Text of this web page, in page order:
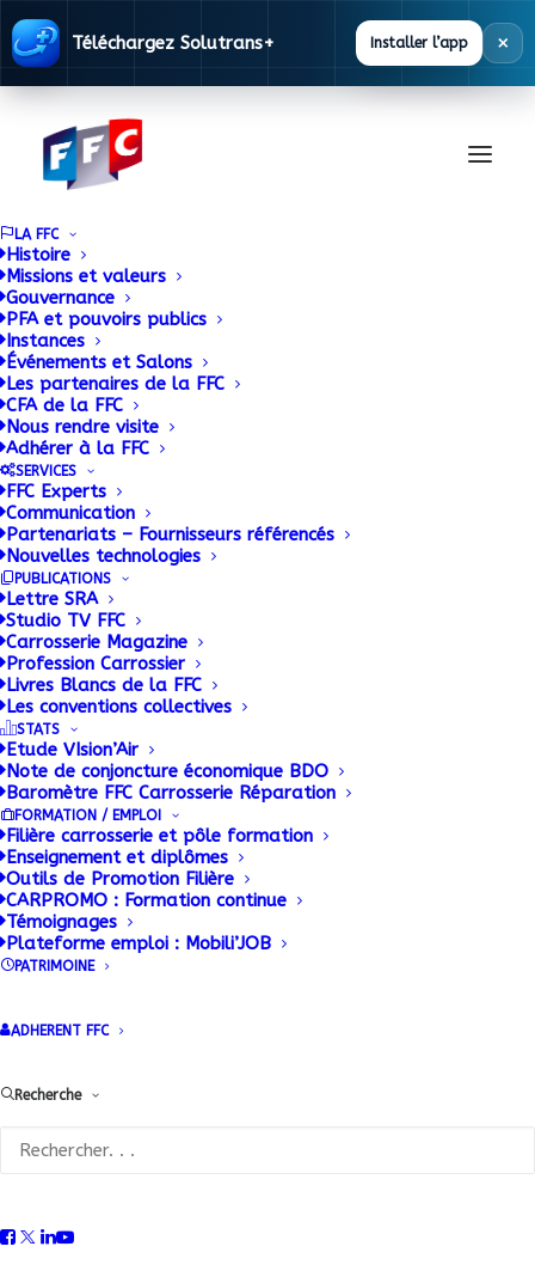
Téléchargez Solutrans+ Installer l’app ×
LA FFC
Histoire
Missions et valeurs
Gouvernance
PFA et pouvoirs publics
Instances
Événements et Salons
Les partenaires de la FFC
CFA de la FFC
Nous rendre visite
Adhérer à la FFC
SERVICES
FFC Experts
Communication
Partenariats – Fournisseurs référencés
Nouvelles technologies
PUBLICATIONS
Lettre SRA
Studio TV FFC
Carrosserie Magazine
Profession Carrossier
Livres Blancs de la FFC
Les conventions collectives
STATS
Etude VIsion’Air
Note de conjoncture économique BDO
Baromètre FFC Carrosserie Réparation
FORMATION / EMPLOI
Filière carrosserie et pôle formation
Enseignement et diplômes
Outils de Promotion Filière
CARPROMO : Formation continue
Témoignages
Plateforme emploi : Mobili’JOB
PATRIMOINE
ADHERENT FFC
Recherche
FFC Mobilité
Réparation et
Services
• La FFC Mobilité Réparation et
Services regroupe 1 000 entreprises
(indépendantes, concessionnaires et
agents) spécialisées dans la
réparation carrosserie et l’entretien
des véhicules, ce qui représente
environ 1 million d’opérations de